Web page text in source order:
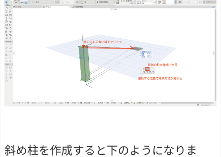
斜め柱を作成すると下のようになりま